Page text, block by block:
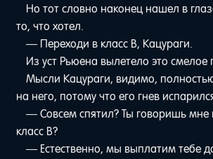
Но тот словно наконец нашел в
то, что хотел.
— Переходи в класс B, Кацураги.
Из уст Рьюена вылетело это
Мысли Кацураги, видимо,
на него, потому что его гнев
— Совсем спятил? Ты говоришь мне
класс B?
— Естественно, мы выплатим тебе